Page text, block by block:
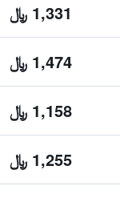
1,331 ﷼
1,474 ﷼
1,158 ﷼
1,255 ﷼